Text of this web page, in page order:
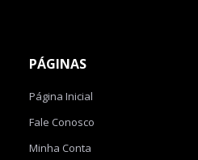
PÁGINAS
Página Inicial
Fale Conosco
Minha Conta